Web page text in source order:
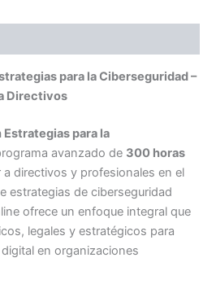
para la Ciberseguridad –
Directivos
para la
avanzado de 300 horas
directivos y profesionales en el
estrategias de ciberseguridad
ofrece un enfoque integral que
legales y estratégicos para
en organizaciones